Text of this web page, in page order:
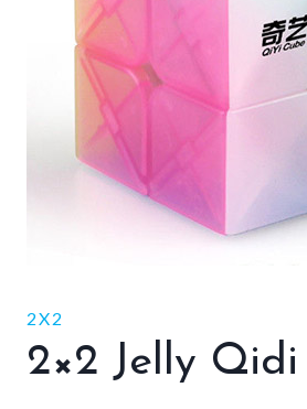
2X2
2×2 Jelly Qidi